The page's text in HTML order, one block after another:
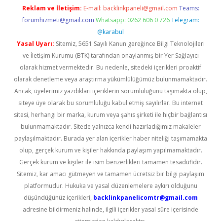
Reklam ve İletişim: E-mail: backlinkpaneli@gmail.com Teams:
forumhizmeti@gmail.com Whatsapp: 0262 606 0 726 Telegram:
@karabul
Yasal Uyarı: Sitemiz, 5651 Sayılı Kanun gereğince Bilgi Teknolojileri
ve İletişim Kurumu (BTK) tarafından onaylanmış bir Yer Sağlayıcı
olarak hizmet vermektedir. Bu nedenle, sitedeki içerikleri proaktif
olarak denetleme veya araştırma yükümlülüğümüz bulunmamaktadır.
Ancak, üyelerimiz yazdıkları içeriklerin sorumluluğunu taşımakta olup,
siteye üye olarak bu sorumluluğu kabul etmiş sayılırlar. Bu internet
sitesi, herhangi bir marka, kurum veya şahıs şirketi ile hiçbir bağlantısı
bulunmamaktadır. Sitede yalnızca kendi hazırladığımız makaleler
paylaşılmaktadır. Burada yer alan içerikler haber niteliği taşımamakta
olup, gerçek kurum ve kişiler hakkında paylaşım yapılmamaktadır.
Gerçek kurum ve kişiler ile isim benzerlikleri tamamen tesadüfidir.
Sitemiz, kar amacı gütmeyen ve tamamen ücretsiz bir bilgi paylaşım
platformudur. Hukuka ve yasal düzenlemelere aykırı olduğunu
düşündüğünüz içerikleri, backlinkpanelicomtr@gmail.com
adresine bildirmeniz halinde, ilgili içerikler yasal süre içerisinde